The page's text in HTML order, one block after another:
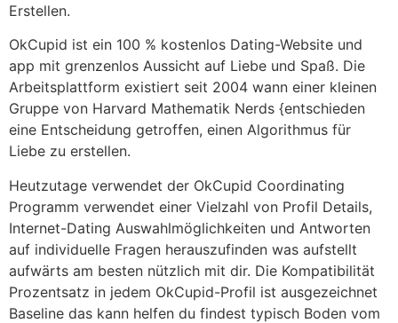
Erstellen.
OkCupid ist ein 100 % kostenlos Dating-Website und
app mit grenzenlos Aussicht auf Liebe und Spaß. Die
Arbeitsplattform existiert seit 2004 wann einer kleinen
Gruppe von Harvard Mathematik Nerds {entschieden
eine Entscheidung getroffen, einen Algorithmus für
Liebe zu erstellen.
Heutzutage verwendet der OkCupid Coordinating
Programm verwendet einer Vielzahl von Profil Details,
Internet-Dating Auswahlmöglichkeiten und Antworten
auf individuelle Fragen herauszufinden was aufstellt
aufwärts am besten nützlich mit dir. Die Kompatibilität
Prozentsatz in jedem OkCupid-Profil ist ausgezeichnet
Baseline das kann helfen du findest typisch Boden vom